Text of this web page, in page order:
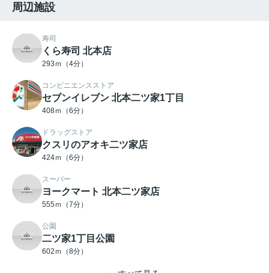
周辺施設
寿司
くら寿司 北本店
293ｍ（4分）
コンビニエンスストア
セブンイレブン 北本二ツ家1丁目
408ｍ（6分）
ドラッグストア
クスリのアオキ二ツ家店
424ｍ（6分）
スーパー
ヨークマート 北本二ツ家店
555ｍ（7分）
公園
二ツ家1丁目公園
602ｍ（8分）